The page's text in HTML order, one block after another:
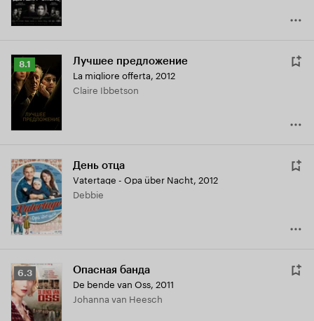
Рейтинг
Кинопоиска
8.1
8.1 Лучшее предложение
La migliore offerta, 2012
Claire Ibbetson
День отца
Vatertage - Opa über Nacht, 2012
Debbie
Рейтинг
Кинопоиска
6.3
6.3 Опасная банда
De bende van Oss, 2011
Johanna van Heesch